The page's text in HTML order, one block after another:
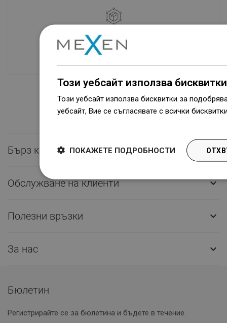
Нашите продукти ви чакат в модерен
склад.Винаги готов за изпращане!
Бърз контакт 
Обслужване на клиенти 
Полезни връзки 
За нас 
Бюлетин
Регистрирайте се за бюлетина и бъдете в течение.
Този уебсайт използва бисквитки
Този уебсайт използва бисквитки за
уебсайт, Вие се съгласявате с всички
ПОКАЖЕТЕ ПОДРОБНОСТИ